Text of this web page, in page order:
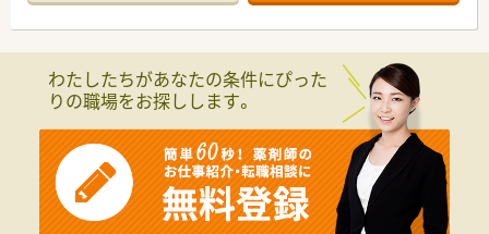
わたしたちがあなたの条件にぴった
りの職場をお探しします。